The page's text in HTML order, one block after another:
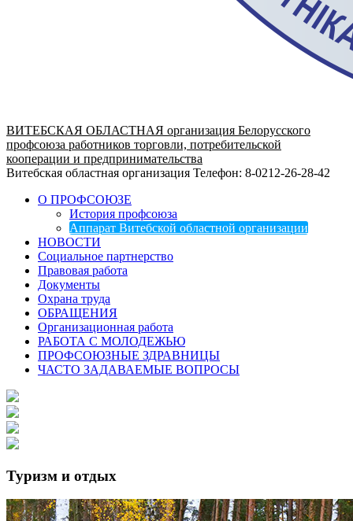
ВИТЕБСКАЯ ОБЛАСТНАЯ организация Белорусского
профсоюза работников торговли, потребительской
кооперации и предпринимательства
Витебская областная организация Телефон: 8-0212-26-28-42
О ПРОФСОЮЗЕ
История профсоюза
Аппарат Витебской областной организации
НОВОСТИ
Социальное партнерство
Правовая работа
Документы
Охрана труда
ОБРАЩЕНИЯ
Организационная работа
РАБОТА С МОЛОДЕЖЬЮ
ПРОФСОЮЗНЫЕ ЗДРАВНИЦЫ
ЧАСТО ЗАДАВАЕМЫЕ ВОПРОСЫ
Туризм и отдых